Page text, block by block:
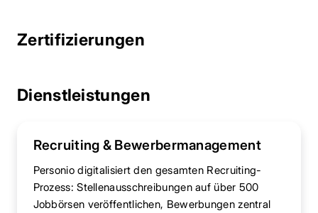
Zertifizierungen
Dienstleistungen
Recruiting & Bewerbermanagement
Personio digitalisiert den gesamten Recruiting-
Prozess: Stellenausschreibungen auf über 500
Jobbörsen veröffentlichen, Bewerbungen zentral